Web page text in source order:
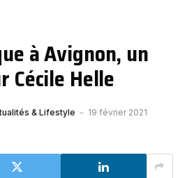
à Avignon, un
Cécile Helle
& Lifestyle
19 février 2021